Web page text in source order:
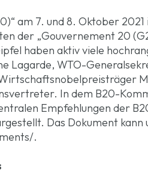
am 7. und 8. Oktober
der „Gouvernement 20
haben aktiv viele
Lagarde, WTO-
In dem B20-
Empfehlungen der
Das Dokument
.